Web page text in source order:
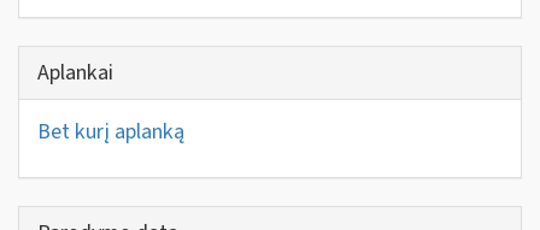
Aplankai
Bet kurį aplanką